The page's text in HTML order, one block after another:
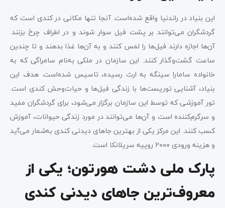
این بنیاد در راندنیا واقع شده‌است. آنجا تنها مکانی در کندی است که
گردشگران می‌توانند بر پشت فیل سوار شوند و در اطراف چرخ بزنند.
آن‌ها اجازه دارند فیل‌ها را لمس کنند و به آن‌ها غذا بدهند و تا چندین
ساعت گشت‌وگذار کنند. این سازمان در ملکی به‌نام سامراگی که به
خانواده سامارا سینگه به ارث رسیده، تاسیس شده‌است. هدف این
بنیاد، آشنایی توریست‌ها با زندگی فیل‌ها و حیات‌وحش کندی است.
تور آموزشی که توسط این سازمان برگزار می‌شود، برای گردشگران مفید
و سرگرم‌کننده است و آن‌ها می‌توانند در مورد زندگی حیوانات، آموزش
کسب کنند. این مرکز یکی از بهترین جاهای دیدنی کندی به‌شمار می‌آید
و هزینه ورودی ۲۰۰۰ روپیه سریلانکا است.
پارک ملی دشت هورتون؛ یکی از
معروف‌ترین جاهای دیدنی کندی